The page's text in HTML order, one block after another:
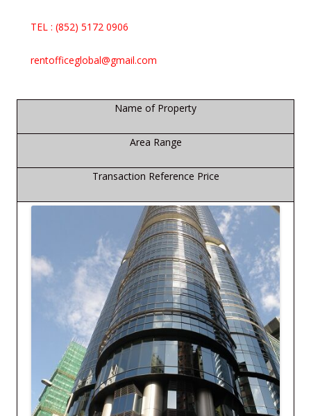
TEL : (852) 5172 0906
rentofficeglobal@gmail.com
Name of Property
Area Range
Transaction Reference Price